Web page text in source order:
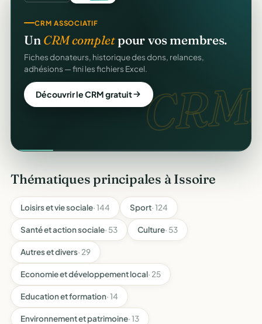
CRM.
CRM ASSOCIATIF
Un CRM completpour vos membres.
Fiches donateurs, historique des dons, relances,
adhésions — fini les fichiers Excel.
Découvrir le CRM gratuit
Thématiques principales à Issoire
Loisirs et vie sociale· 144 Sport· 124
Santé et action sociale· 53 Culture· 53
Autres et divers· 29
Economie et développement local· 25
Education et formation· 14
Environnement et patrimoine· 13